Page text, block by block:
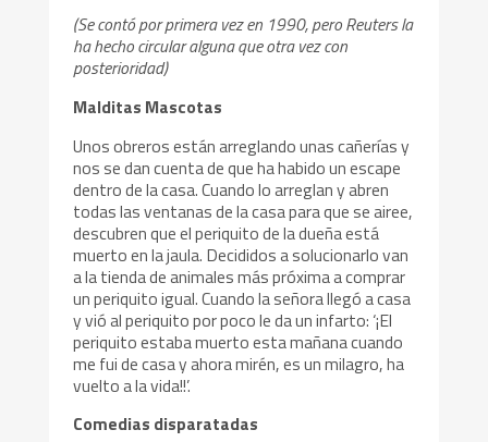
(Se contó por primera vez en 1990, pero Reuters la
ha hecho circular alguna que otra vez con
posterioridad)
Malditas Mascotas
Unos obreros están arreglando unas cañerías y
nos se dan cuenta de que ha habido un escape
dentro de la casa. Cuando lo arreglan y abren
todas las ventanas de la casa para que se airee,
descubren que el periquito de la dueña está
muerto en la jaula. Decididos a solucionarlo van
a la tienda de animales más próxima a comprar
un periquito igual. Cuando la señora llegó a casa
y vió al periquito por poco le da un infarto: ‘¡El
periquito estaba muerto esta mañana cuando
me fui de casa y ahora mirén, es un milagro, ha
vuelto a la vida!!’.
Comedias disparatadas